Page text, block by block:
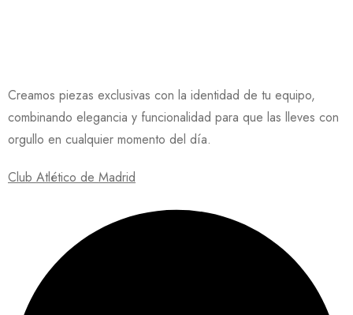
Creamos piezas exclusivas con la identidad de tu equipo,
combinando elegancia y funcionalidad para que las lleves con
orgullo en cualquier momento del día.
Club Atlético de Madrid